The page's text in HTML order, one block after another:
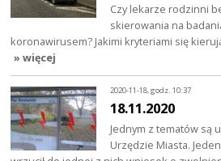
Czy lekarze rodzinni
skierowania na
koronawirusem? Jakimi kryteriami się
» więcej
2020-11-18, godz. 10:37
18.11.2020
Jednym z tematów są
Urzędzie Miasta.